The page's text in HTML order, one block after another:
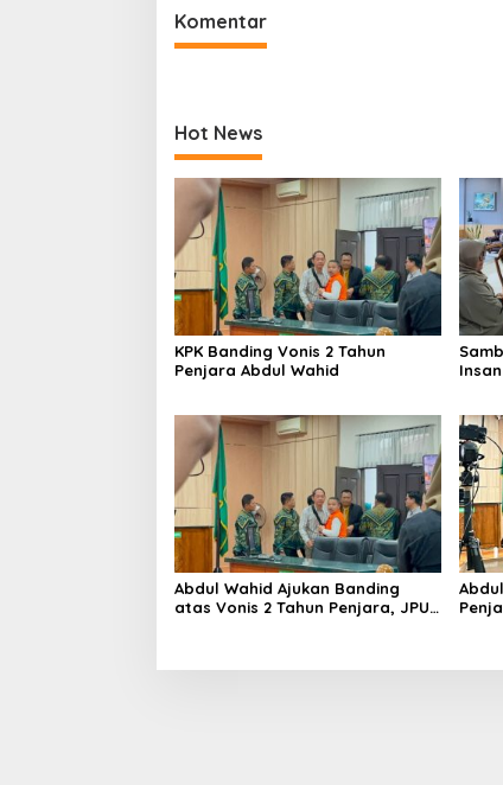
Komentar
Hot News
KPK Banding Vonis 2 Tahun
Penjara Abdul Wahid
Abdul Wahid Ajukan Banding
atas Vonis 2 Tahun Penjara, JPU